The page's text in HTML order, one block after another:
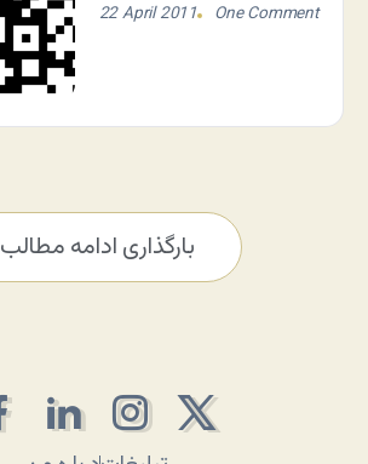
22 April 2011 One Comment
بارگذاری ادامه مطالب